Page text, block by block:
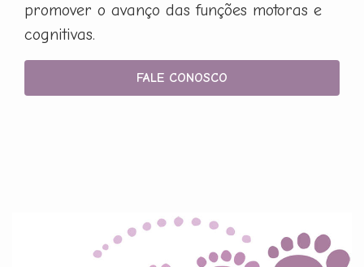
promover o avanço das funções motoras e
cognitivas.
FALE CONOSCO